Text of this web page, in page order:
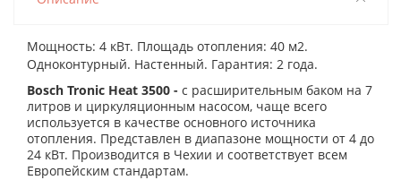
Мощность: 4 кВт. Площадь отопления: 40 м2.
Одноконтурный. Настенный. Гарантия: 2 года.
Bosch Tronic Heat 3500 - с расширительным баком на 7
литров и циркуляционным насосом, чаще всего
используется в качестве основного источника
отопления. Представлен в диапазоне мощности от 4 до
24 кВт. Производится в Чехии и соответствует всем
Европейским стандартам.